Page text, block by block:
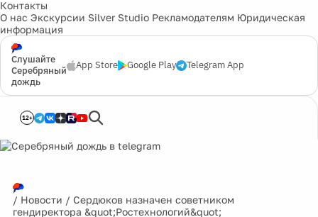
Контакты
О нас Экскурсии Silver Studio Рекламодателям Юридическая
информация
Слушайте
Серебряный
дождь
App Store Google Play Telegram App
12+
/ Новости / Сердюков назначен советником
гендиректора &quot;Ростехнологий&quot;